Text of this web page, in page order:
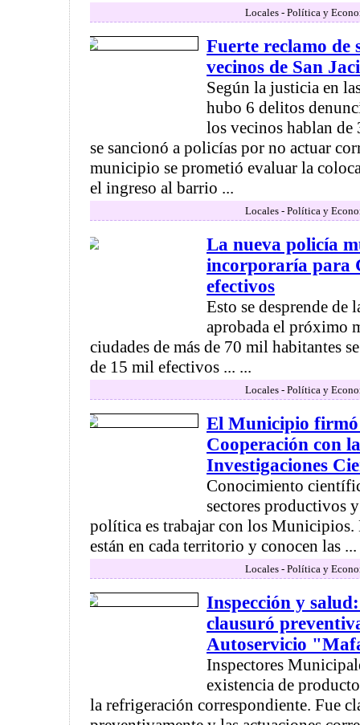
Locales - Política y
Fuerte reclamo de
vecinos de San
Según la justicia en
hubo 6 delitos
los vecinos hablan
se sancionó a policías por no actuar
municipio se prometió evaluar la
el ingreso al barrio ...
Locales - Política y
La nueva policía
incorporaría para
efectivos
Esto se desprende de
aprobada el próximo
ciudades de más de 70 mil habitantes
de 15 mil efectivos ... ...
Locales - Política y
El Municipio firmó
Cooperación con
Investigaciones
Conocimiento
sectores productivos
política es trabajar con los Municipios.
están en cada territorio y conocen las ...
Locales - Política y
Inspección y
clausuró
Autoservicio
Inspectores
existencia de
la refrigeración correspondiente. Fue